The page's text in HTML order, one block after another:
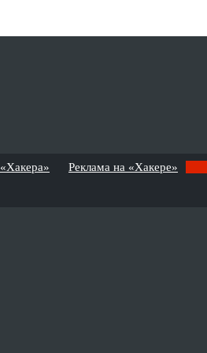
Реклама на «Хакере»